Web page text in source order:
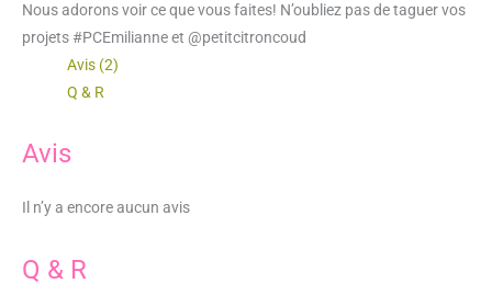
Nous adorons voir ce que vous faites! N’oubliez pas de taguer vos
projets #PCEmilianne et @petitcitroncoud
Avis (2)
Q & R
Avis
Il n’y a encore aucun avis
Q & R